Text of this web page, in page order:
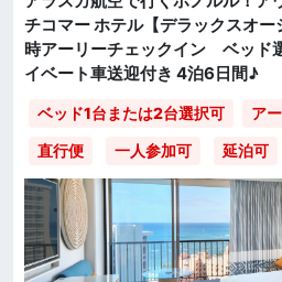
チコマー ホテル【デラックスオ
時アーリーチェックイン ベッド
イベート車送迎付き 4泊6日間♪
ベッド1台または2台選択可
ア
直行便
一人参加可 延泊可